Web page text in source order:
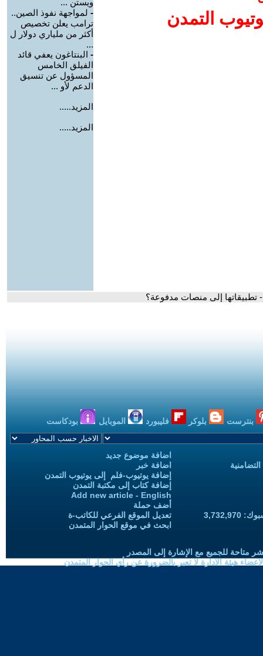
التمدن
ويستن ...
- لمواجهة نفوذ الصين..
ترامب يعلن تخصيص
أكثر من ملياري دولار ل
...
- البنتاغون يعفي قائد
الفيلق الخامس
المسؤول عن تنسيق
الدعم لأو ...
المزيد.....
المزيد.....
تطبيقاتها إلى منصات مدفوعة؟
بنترست بلوكر فليبورد الموبايل بودكاست
اضافة موضوع جديد
اضافة خبر
إضافة يوتيوب-فلم إلى يوتيوب التمدن
إضافة كتاب إلى مكتبة التمدن
Add new article - English
أضف حملة
تعديل الموقع الفرعي للكاتب-ة
ابحث في موقع الحوار المتمدن
متاحة للجميع مع الإشارة إلى المصدر
هيئة الادارة لا تعبر بالضرورة عن رأي الحوار المتمدن